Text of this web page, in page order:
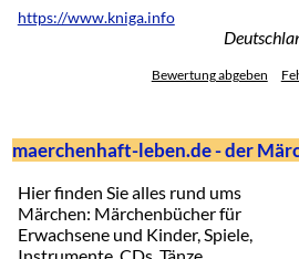
https://www.kniga.info
Bewertung abgeben
maerchenhaft-leben.de - der
Hier finden Sie alles rund ums
Märchen: Märchenbücher für
Erwachsene und Kinder, Spiele,